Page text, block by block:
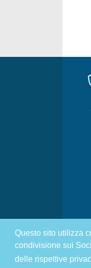
Questo sito utilizza
condivisione sui
delle rispettive